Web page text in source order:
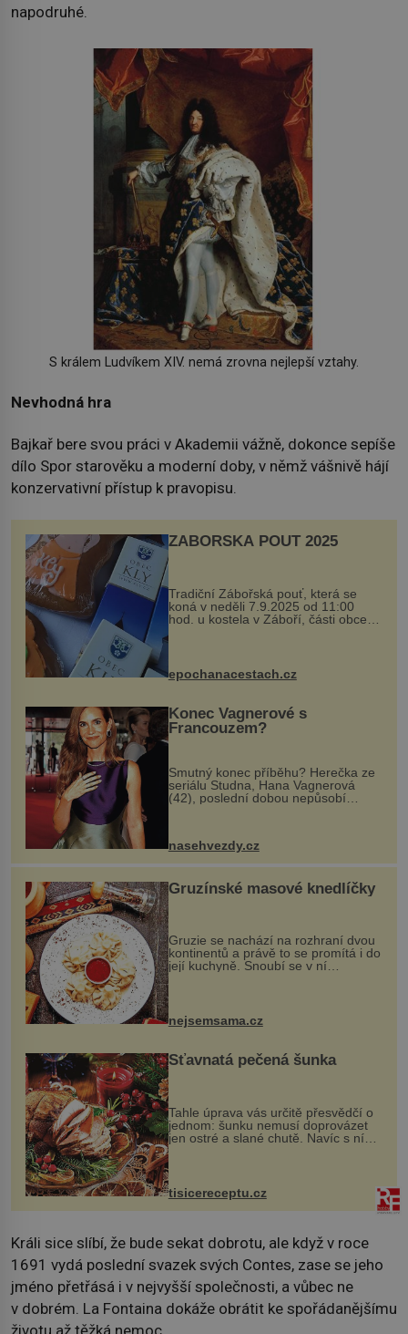
napodruhé.
S králem Ludvíkem XIV. nemá zrovna nejlepší vztahy.
Nevhodná hra
Bajkař bere svou práci v Akademii vážně, dokonce sepíše
dílo Spor starověku a moderní doby, v němž vášnivě hájí
konzervativní přístup k pravopisu.
ZÁBOŘSKÁ POUŤ 2025
Tradiční Zábořská pouť, která se
koná v neděli 7.9.2025 od 11:00
hod. u kostela v Záboří, části obce
Kly u Mělníka. V programu naleznete
komentovanou prohlídku kostela,
epochanacestach.cz
Konec Vagnerové s
Francouzem?
Smutný konec příběhu? Herečka ze
seriálu Studna, Hana Vagnerová
(42), poslední dobou nepůsobí
nasehvezdy.cz
Gruzínské masové knedlíčky
Gruzie se nachází na rozhraní dvou
kontinentů a právě to se promítá i do
její kuchyně. Snoubí se v ní
evropské a asijské chutě a díky tomu
vznikají rozmanité a chuťově bohaté
pokrmy, které rozhodně st...
nejsemsama.cz
Šťavnatá pečená šunka
Tahle úprava vás určitě přesvědčí o
jednom: šunku nemusí doprovázet
jen ostré a slané chutě. Navíc s ní
nakrmíte poměrně hodně hladových
krků. Ingredience sádlo 3 kg šunky
vcelku 3 stroužky česneku hl...
tisicereceptu.cz
Králi sice slíbí, že bude sekat dobrotu, ale když v roce
1691 vydá poslední svazek svých Contes, zase se jeho
jméno přetřásá i v nejvyšší společnosti, a vůbec ne
v dobrém. La Fontaina dokáže obrátit ke spořádanějšímu
životu až těžká nemoc.